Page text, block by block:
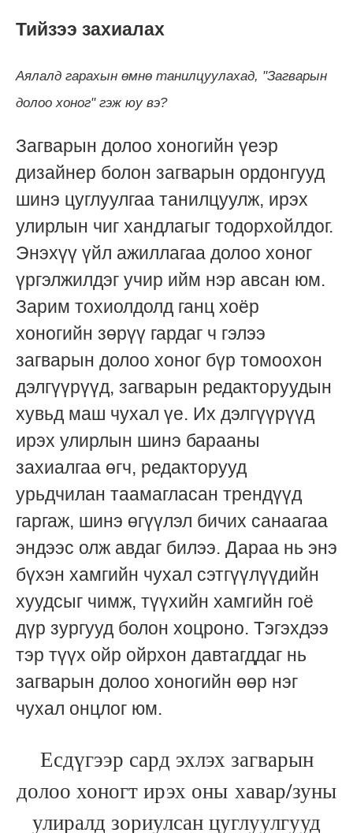
Тийзээ захиалах
Аялалд гарахын өмнө танилцуулахад, "Загварын
долоо хоног" гэж юу вэ?
Загварын долоо хоногийн үеэр
дизайнер болон загварын ордонгууд
шинэ цуглуулгаа танилцуулж, ирэх
улирлын чиг хандлагыг тодорхойлдог.
Энэхүү үйл ажиллагаа долоо хоног
үргэлжилдэг учир ийм нэр авсан юм.
Зарим тохиолдолд ганц хоёр
хоногийн зөрүү гардаг ч гэлээ
загварын долоо хоног бүр томоохон
дэлгүүрүүд, загварын редакторуудын
хувьд маш чухал үе. Их дэлгүүрүүд
ирэх улирлын шинэ барааны
захиалгаа өгч, редакторууд
урьдчилан таамагласан трендүүд
гаргаж, шинэ өгүүлэл бичих санаагаа
эндээс олж авдаг билээ. Дараа нь энэ
бүхэн хамгийн чухал сэтгүүлүүдийн
хуудсыг чимж, түүхийн хамгийн гоё
дүр зургууд болон хоцроно. Тэгэхдээ
тэр түүх ойр ойрхон давтагддаг нь
загварын долоо хоногийн өөр нэг
чухал онцлог юм.
Есдүгээр сард эхлэх загварын
долоо хоногт ирэх оны хавар/зуны
улиралд зориулсан цуглуулгууд